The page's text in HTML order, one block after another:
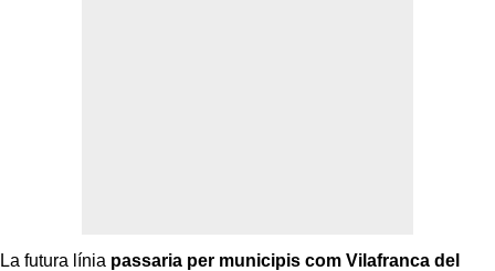
La futura línia passaria per municipis com Vilafranca del